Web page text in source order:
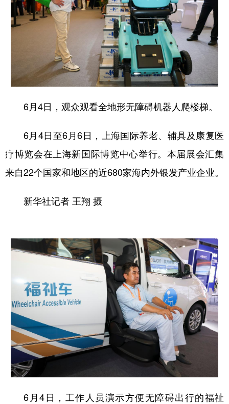
6月4日，观众观看全地形无障碍机器人爬楼梯。
6月4日至6月6日，上海国际养老、辅具及康复医
疗博览会在上海新国际博览中心举行。本届展会汇集
来自22个国家和地区的近680家海内外银发产业企业。
新华社记者 王翔 摄
6月4日，工作人员演示方便无障碍出行的福祉